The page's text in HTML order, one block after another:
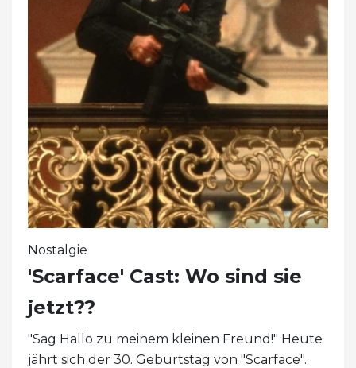
Nostalgie
'Scarface' Cast: Wo sind sie
jetzt??
"Sag Hallo zu meinem kleinen Freund!" Heute
jährt sich der 30. Geburtstag von "Scarface".